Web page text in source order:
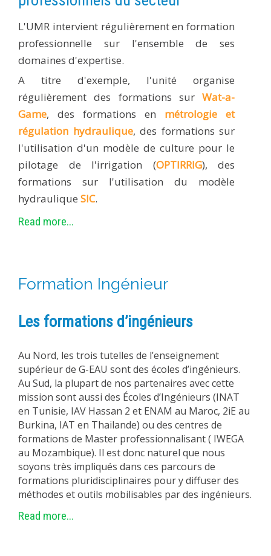
L'UMR intervient régulièrement en formation
professionnelle sur l'ensemble de ses
domaines d'expertise.
A titre d'exemple, l'unité organise
régulièrement des formations sur Wat-a-
Game, des formations en métrologie et
régulation hydraulique, des formations sur
l'utilisation d'un modèle de culture pour le
pilotage de l'irrigation (OPTIRRIG), des
formations sur l'utilisation du modèle
hydraulique SIC.
Read more...
Formation Ingénieur
Les formations d’ingénieurs
Au Nord, les trois tutelles de l’enseignement
supérieur de G-EAU sont des écoles d’ingénieurs.
Au Sud, la plupart de nos partenaires avec cette
mission sont aussi des Écoles d’Ingénieurs (INAT
en Tunisie, IAV Hassan 2 et ENAM au Maroc, 2iE au
Burkina, IAT en Thailande) ou des centres de
formations de Master professionnalisant ( IWEGA
au Mozambique). Il est donc naturel que nous
soyons très impliqués dans ces parcours de
formations pluridisciplinaires pour y diffuser des
méthodes et outils mobilisables par des ingénieurs.
Read more...